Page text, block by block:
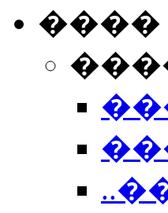
����